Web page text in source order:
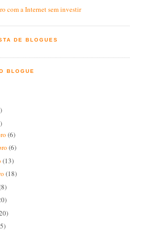
com a Internet sem investir
DE BLOGUES
BLOGUE
(6)
(6)
(13)
(18)